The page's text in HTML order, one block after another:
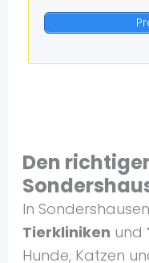
Den
In
Tierkliniken und
Hunde, Katzen